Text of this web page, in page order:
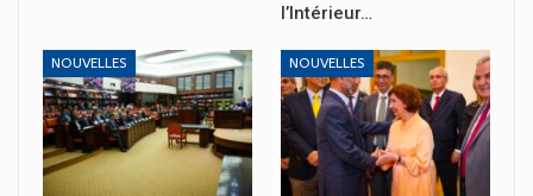
l’Intérieur…
NOUVELLES NOUVELLES